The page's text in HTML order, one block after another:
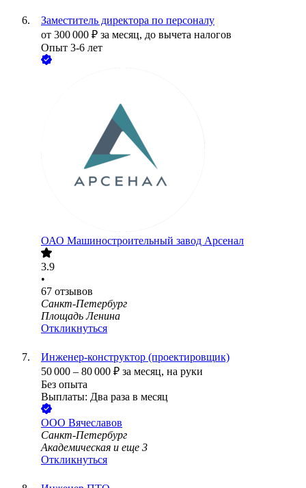
Заместитель директора по персоналу
от 300 000 ₽ за месяц, до вычета налогов
Опыт 3-6 лет
ОАО Машиностроительный завод Арсенал
3.9
•
67 отзывов
Санкт-Петербург
Площадь Ленина
Откликнуться
Инженер-конструктор (проектировщик)
50 000 – 80 000 ₽ за месяц, на руки
Без опыта
Выплаты: Два раза в месяц
ООО Вячеславов
Санкт-Петербург
Академическая и еще 3
Откликнуться